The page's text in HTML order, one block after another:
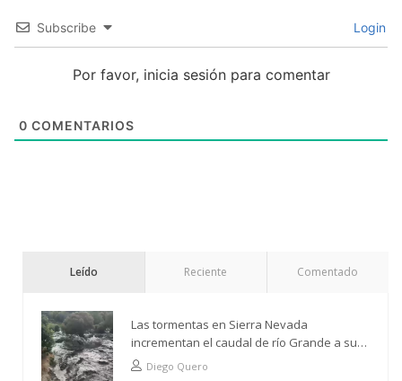
Subscribe Login
Por favor, inicia sesión para comentar
0 COMENTARIOS
Leído Reciente Comentado
Las tormentas en Sierra Nevada
incrementan el caudal de río Grande a su
paso por Trevélez
Diego Quero